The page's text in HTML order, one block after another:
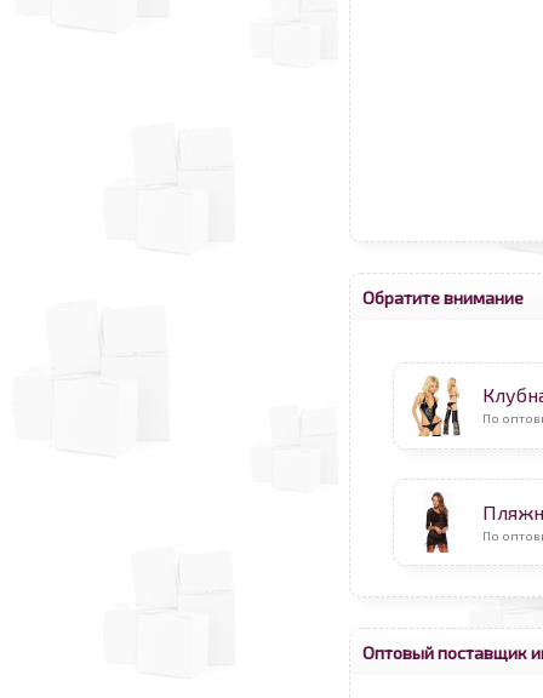
Обратите внимание
По
По
Оптовый поставщик